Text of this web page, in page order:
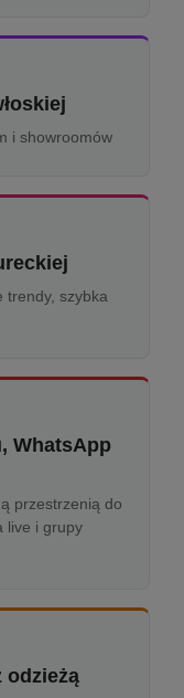
i showroomów
trendy, szybka
WhatsApp
przestrzenią do
live i grupy
odzieżą